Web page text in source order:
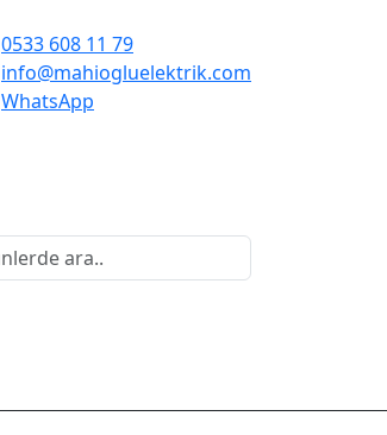
0533 608 11 79
info@mahiogluelektrik.com
WhatsApp